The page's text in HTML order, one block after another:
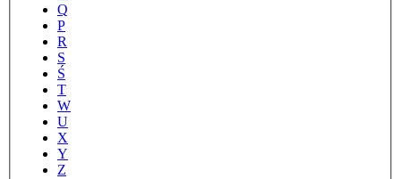
Q
P
R
S
Ś
T
W
U
X
Y
Z